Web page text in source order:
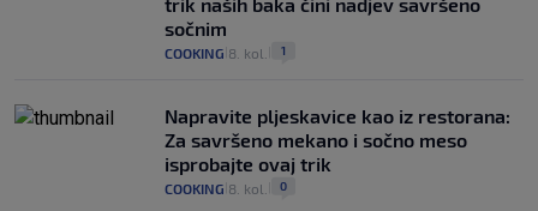
trik naših baka čini nadjev savršeno
sočnim
COOKING 8. kol. 1
Napravite pljeskavice kao iz restorana:
Za savršeno mekano i sočno meso
isprobajte ovaj trik
COOKING 8. kol. 0